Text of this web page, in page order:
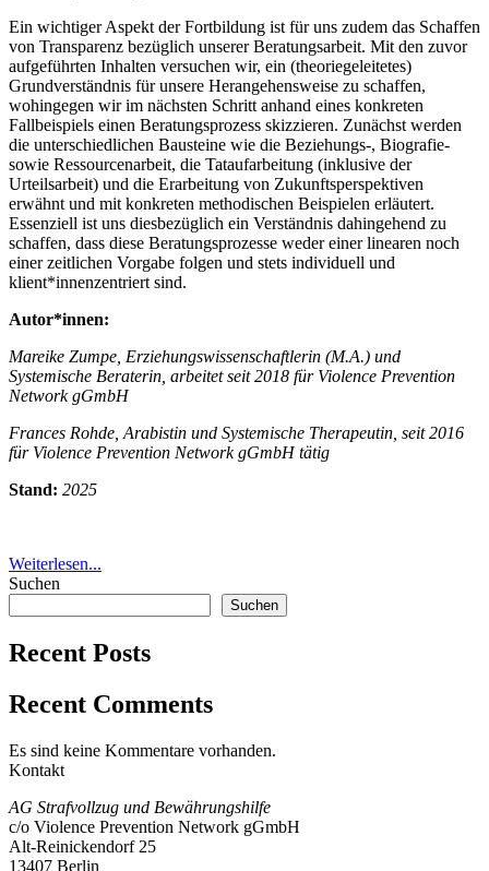
Ein wichtiger Aspekt der Fortbildung ist für uns zudem das Schaffen
von Transparenz bezüglich unserer Beratungsarbeit. Mit den zuvor
aufgeführten Inhalten versuchen wir, ein (theoriegeleitetes)
Grundverständnis für unsere Herangehensweise zu schaffen,
wohingegen wir im nächsten Schritt anhand eines konkreten
Fallbeispiels einen Beratungsprozess skizzieren. Zunächst werden
die unterschiedlichen Bausteine wie die Beziehungs-, Biografie-
sowie Ressourcenarbeit, die Tataufarbeitung (inklusive der
Urteilsarbeit) und die Erarbeitung von Zukunftsperspektiven
erwähnt und mit konkreten methodischen Beispielen erläutert.
Essenziell ist uns diesbezüglich ein Verständnis dahingehend zu
schaffen, dass diese Beratungsprozesse weder einer linearen noch
einer zeitlichen Vorgabe folgen und stets individuell und
klient*innenzentriert sind.
Autor*innen:
Mareike Zumpe, Erziehungswissenschaftlerin (M.A.) und
Systemische Beraterin, arbeitet seit 2018 für Violence Prevention
Network gGmbH
Frances Rohde, Arabistin und Systemische Therapeutin, seit 2016
für Violence Prevention Network gGmbH tätig
Stand: 2025
Weiterlesen...
Suchen
Suchen
Recent Posts
Recent Comments
Es sind keine Kommentare vorhanden.
Kontakt
AG Strafvollzug und Bewährungshilfe
c/o Violence Prevention Network gGmbH
Alt-Reinickendorf 25
13407 Berlin